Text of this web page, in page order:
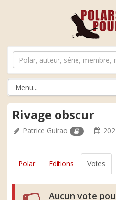
Rivage obscur
Patrice Guirao
Polar Editions Votes
Aucun vote